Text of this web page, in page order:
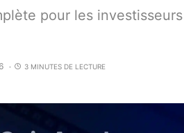
pour les investisseurs
3 MINUTES DE LECTURE